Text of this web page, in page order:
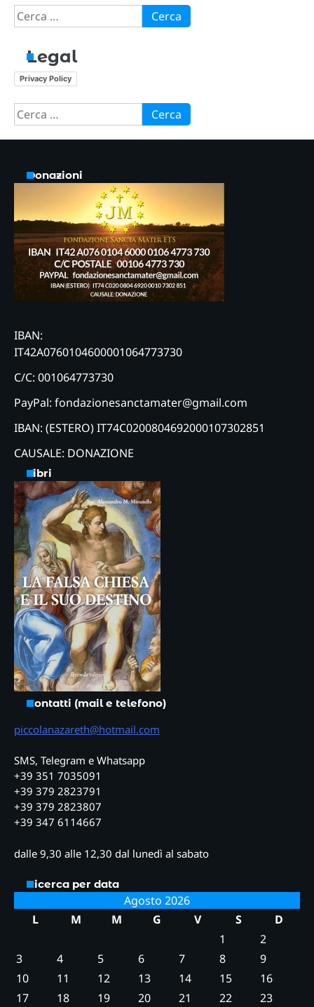
Ricerca
per:
Legal
Privacy Policy
Ricerca
per:
Donazioni
IBAN:
IT42A0760104600001064773730
C/C: 001064773730
PayPal: fondazionesanctamater@gmail.com
IBAN: (ESTERO) IT74C0200804692000107302851
CAUSALE: DONAZIONE
Libri
Contatti (mail e telefono)
piccolanazareth@hotmail.com
SMS, Telegram e Whatsapp
+39 351 7035091
+39 379 2823791
+39 379 2823807
+39 347 6114667
dalle 9,30 alle 12,30 dal lunedì al sabato
Ricerca per data
Agosto 2026
L
M M G V S
D
1
2
3
4 5 6 7 8
9
10
11 12 13 14 15
16
17
18 19 20 21 22 23